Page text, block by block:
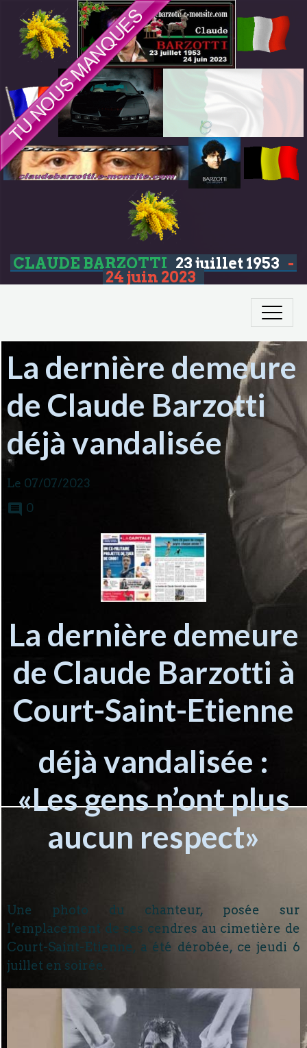
CLAUDE BARZOTTI 23 juillet 1953 -
24 juin 2023
La dernière demeure
de Claude Barzotti
déjà vandalisée
Le 07/07/2023
0
La dernière demeure
de Claude Barzotti à
Court-Saint-Etienne
déjà vandalisée :
«Les gens n’ont plus
aucun respect»
Une photo du chanteur, posée sur
l’emplacement de ses cendres au cimetière de
Court-Saint-Etienne, a été dérobée, ce jeudi 6
juillet en soirée.